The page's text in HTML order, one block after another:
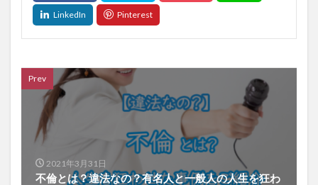
Prev
2021年3月31日
不倫とは？違法なの？有名人と一般人の人生を狂わ